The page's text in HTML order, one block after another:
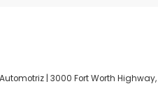
Automotriz 3000 Fort Worth Highway,